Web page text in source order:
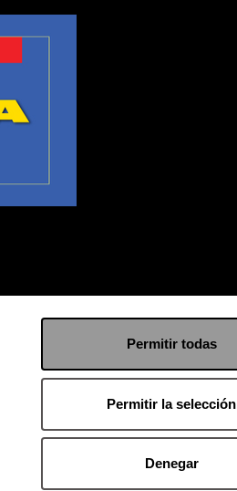
Permitir todas
Permitir la selección
Denegar